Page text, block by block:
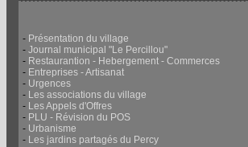
- Présentation du village
- Journal municipal "Le Percillou"
- Restaurantion - Hebergement - Commerces
- Entreprises - Artisanat
- Urgences
- Les associations du village
- Les Appels d'Offres
- PLU - Révision du POS
- Urbanisme
- Les jardins partagés du Percy